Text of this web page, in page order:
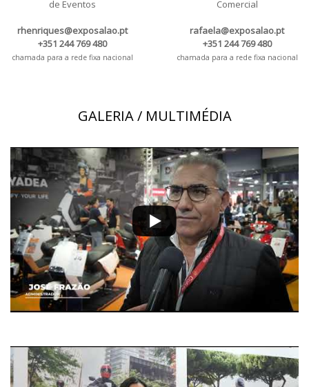
de Eventos
rhenriques@exposalao.pt
+351 244 769 480
chamada para a rede fixa nacional
Comercial
rafaela@exposalao.pt
+351 244 769 480
chamada para a rede fixa nacional
GALERIA / MULTIMÉDIA